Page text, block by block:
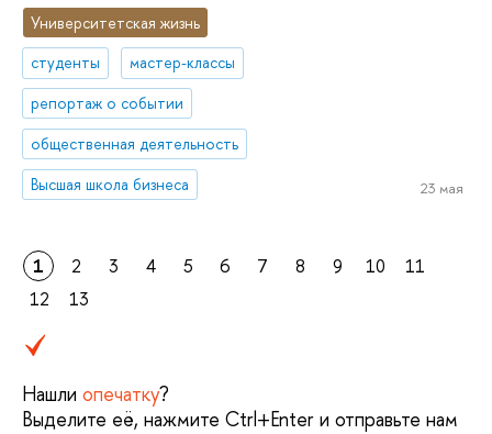
Университетская жизнь
студенты
мастер-классы
репортаж о событии
общественная деятельность
Высшая школа бизнеса
23 мая
1 2 3 4 5 6 7 8 9 10
11
12
13
Нашли опечатку?
Выделите её, нажмите Ctrl+Enter и отправьте нам